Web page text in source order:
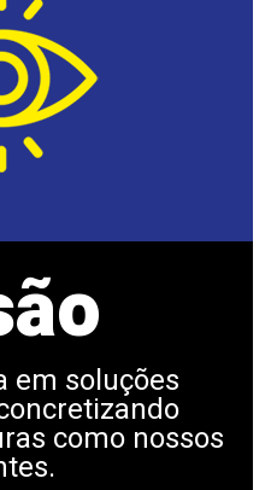
em soluções
como nossos